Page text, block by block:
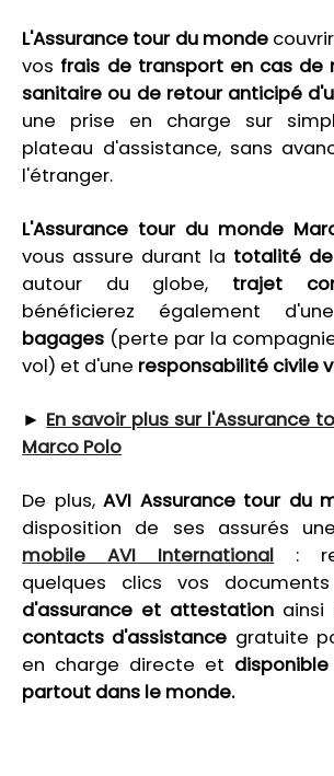
L'Assurance tour du monde
vos frais de transport en cas de
sanitaire ou de retour anticipé
une prise en charge sur
plateau d'assistance, sans
l'étranger.
L'Assurance tour du monde
vous assure durant la totalité
autour du globe, trajet
bénéficierez également
bagages (perte par la
vol) et d'une responsabilité civile
► En savoir plus sur l'Assurance
Marco Polo
De plus,AVI Assurance tour du
disposition de ses assurés
mobile AVI International :
quelques clics vos
d'assurance et attestation ainsi
contacts d'assistance gratuite
en charge directe et
partout dans le monde.